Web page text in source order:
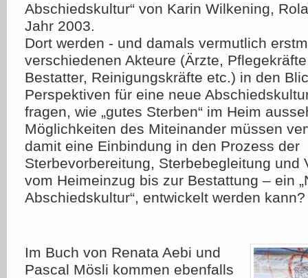
Abschiedskultur“ von Karin Wilkening,
Jahr 2003.
Dort werden - und damals vermutlich
verschiedenen Akteure (Ärzte,
Bestatter, Reinigungskräfte etc.) in den
Perspektiven für eine neue
fragen, wie „gutes Sterben“ im Heim
Möglichkeiten des Miteinander müssen
damit eine Einbindung in den Prozess der
Sterbevorbereitung, Sterbebegleitung und
vom Heimeinzug bis zur Bestattung – ein
Abschiedskultur“, entwickelt werden kann?
Im Buch von Renata Aebi und
Pascal Mösli kommen ebenfalls